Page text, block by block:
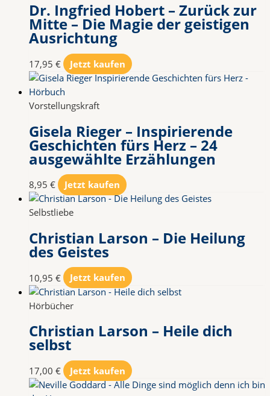
Dr. Ingfried Hobert – Zurück zur
Mitte – Die Magie der geistigen
Ausrichtung
17,95 € Jetzt kaufen
Vorstellungskraft
Gisela Rieger – Inspirierende
Geschichten fürs Herz – 24
ausgewählte Erzählungen
8,95 € Jetzt kaufen
Selbstliebe
Christian Larson – Die Heilung
des Geistes
10,95 € Jetzt kaufen
Hörbücher
Christian Larson – Heile dich
selbst
17,00 € Jetzt kaufen